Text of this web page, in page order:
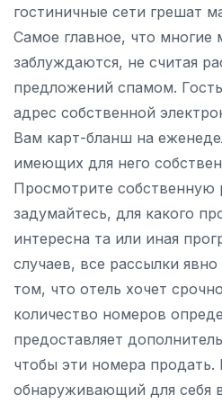
гостиничные сети грешат
Самое главное, что многие
заблуждаются, не считая
предложений спамом.
адрес собственной
Вам карт-бланш на
имеющих для него
Просмотрите собственную
задумайтесь, для какого
интересна та или иная
случаев, все рассылки
том, что отель хочет
количество номеров
предоставляет
чтобы эти номера продать.
обнаруживающий для